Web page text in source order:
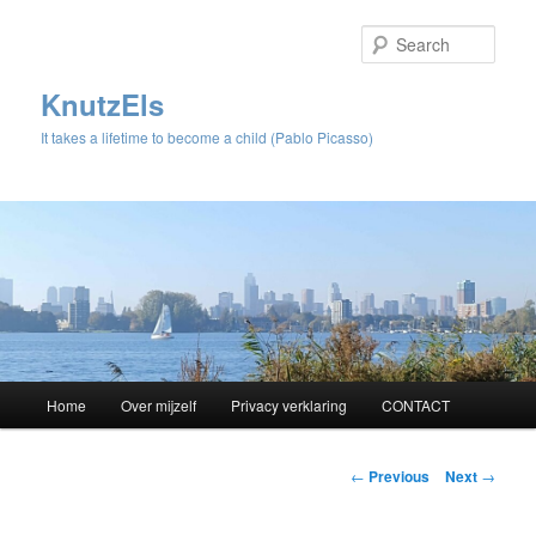
KnutzEls
It takes a lifetime to become a child (Pablo Picasso)
Skip
Home Over mijzelf Privacy verklaring CONTACT
Post
← Previous Next →